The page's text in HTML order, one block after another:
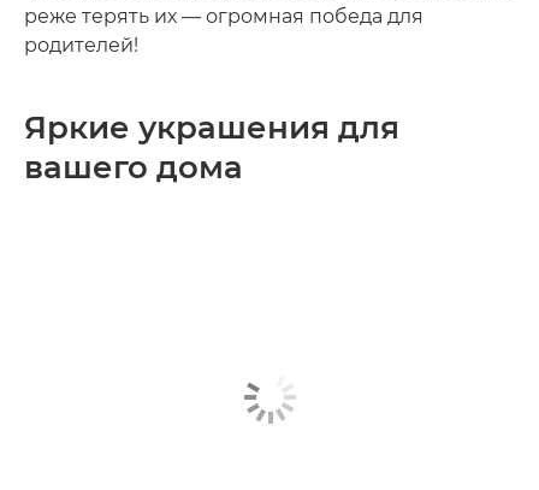
реже терять их — огромная победа для
родителей!
Яркие украшения для
вашего дома